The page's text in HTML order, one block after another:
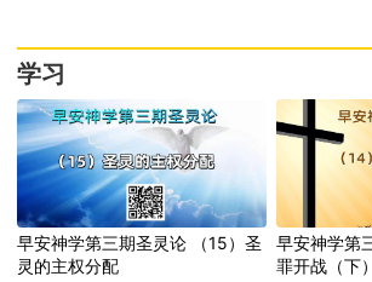
学习
早安神学第三期圣灵论 （15）圣
灵的主权分配
早安神学第三期
罪开战（下）